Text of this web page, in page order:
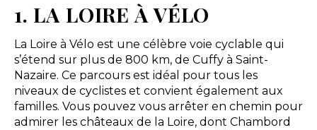
1. LA LOIRE À VÉLO
La Loire à Vélo est une célèbre voie cyclable qui
s’étend sur plus de 800 km, de Cuffy à Saint-
Nazaire. Ce parcours est idéal pour tous les
niveaux de cyclistes et convient également aux
familles. Vous pouvez vous arrêter en chemin pour
admirer les châteaux de la Loire, dont Chambord